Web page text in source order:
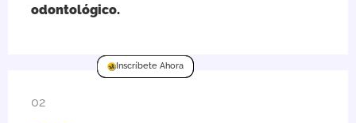
Inscríbete Ahora
odontológico.
02